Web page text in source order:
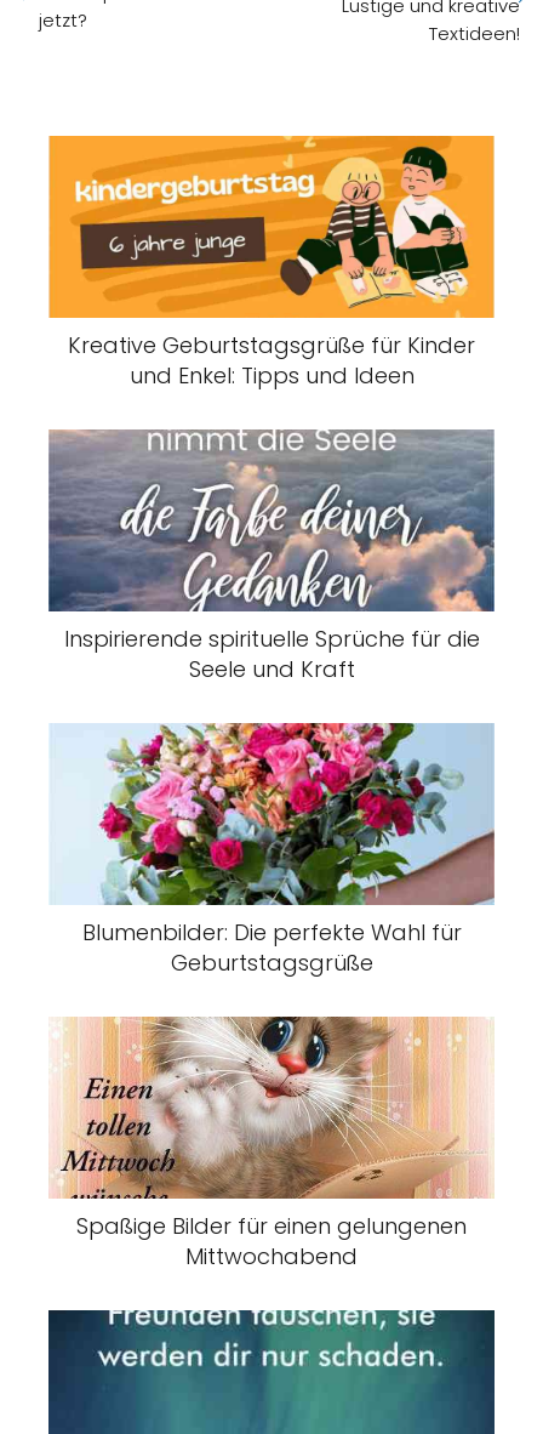
jetzt?
Lustige und kreative
Textideen!
Kreative Geburtstagsgrüße für Kinder
und Enkel: Tipps und Ideen
Inspirierende spirituelle Sprüche für die
Seele und Kraft
Blumenbilder: Die perfekte Wahl für
Geburtstagsgrüße
Spaßige Bilder für einen gelungenen
Mittwochabend